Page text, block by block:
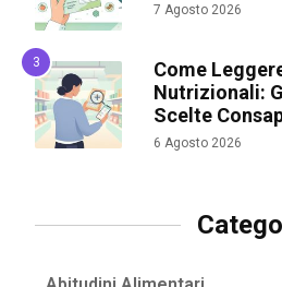
7 Agosto 2026
Come
Nutrizionali:
Scelte
6 Agosto 2026